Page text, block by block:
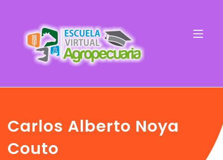
Carlos Alberto Noya
Couto